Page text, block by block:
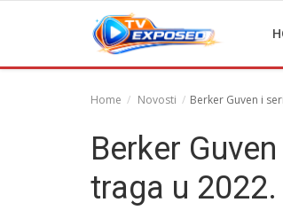
Home Novosti Berker Guven i
Berker
traga u